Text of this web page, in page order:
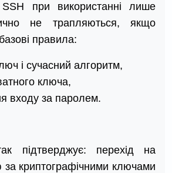
SSH при використанні лише
не трапляються, якщо
правила:
і сучасний алгоритм,
ключа,
входу за паролем.
підтверджує: перехід на
за криптографічними ключами